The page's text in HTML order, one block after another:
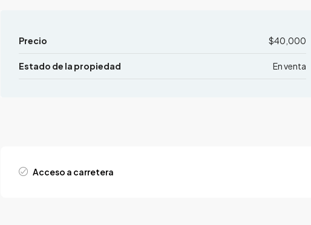
Precio $40,000
Estado de la propiedad En venta
Acceso a carretera